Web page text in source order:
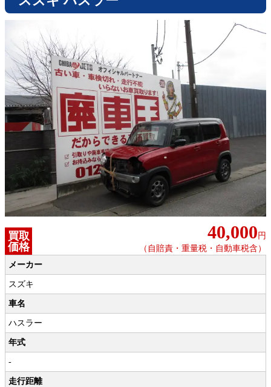
買取
価格
40,000 円
（自賠責・重量税・自動車税含）
メーカー
スズキ
車名
ハスラー
年式
-
走行距離